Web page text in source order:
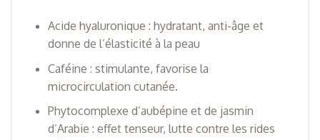
Acide hyaluronique : hydratant, anti-âge et
donne de l’élasticité à la peau
Caféine : stimulante, favorise la
microcirculation cutanée.
Phytocomplexe d’aubépine et de jasmin
d’Arabie : effet tenseur, lutte contre les rides